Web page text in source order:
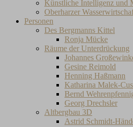
Künstliche Intelligenz und
Oberharzer
Personen
Des Bergmanns Kittel
Ronja Mücke
Räume der Unterdrückung
Johannes
Gesine Reimold
Henning Haßmann
Katharina Malek-
Bernd
Georg Drechsler
Altbergbau 3D
Astrid Schmidt-